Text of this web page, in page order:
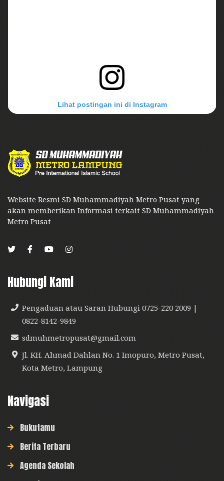
Lihat postingan ini di Instagram
Website Resmi SD Muhammadiyah Metro Pusat yang
akan memberikan Informasi terkait SD Muhammadiyah
Metro Pusat
Hubungi Kami
Pengaduan atau Saran Hubungi 0725-220 2009 |
0822-8142-9849
sdmuhmetropusat@gmail.com
Jl. KH. Ahmad Dahlan No. 1 Imopuro, Metro Pusat,
Kota Metro, Lampung
Navigasi
Bukutamu
Berita Terbaru
Agenda Sekolah